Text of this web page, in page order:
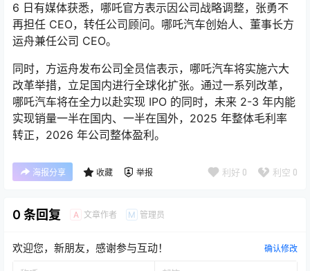
6 日有媒体获悉，哪吒官方表示因公司战略调整，张勇不
再担任 CEO，转任公司顾问。哪吒汽车创始人、董事长方
运舟兼任公司 CEO。
同时，方运舟发布公司全员信表示，哪吒汽车将实施六大
改革举措，立足国内进行全球化扩张。通过一系列改革，
哪吒汽车将在全力以赴实现 IPO 的同时，未来 2-3 年内能
实现销量一半在国内、一半在国外，2025 年整体毛利率
转正，2026 年公司整体盈利。
海报分享 收藏 举报 利好 0 利空 0
0 条回复 A 文章作者 M 管理员
欢迎您，新朋友，感谢参与互动！ 确认修改